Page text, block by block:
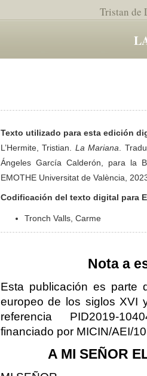
Tristan de
Texto utilizado para esta edición
L’Hermite, Tristian. La Mariana .
Ángeles García Calderón, para la
EMOTHE Universitat de València,
Codificación del texto digital para
Tronch Valls, Carme
Nota a
Esta publicación es parte
europeo de los siglos XVI
referencia PID2019-
financiado por MICIN/AEI/
A MI SEÑOR